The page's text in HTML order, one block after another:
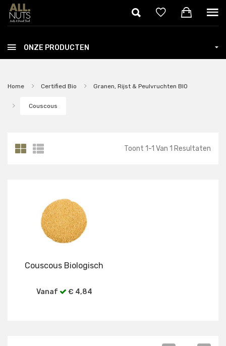
Skip to main content
ONZE PRODUCTEN
Home Certified Bio Granen, Rijst & Peulvruchten BIO
Couscous
Toont 1-1 Van 1 Resultaten
Couscous Biologisch
Vanaf € 4,84